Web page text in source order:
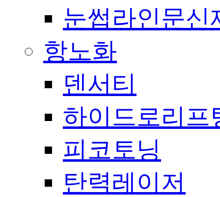
눈썹라인문신
항노화
덴서티
하이드로리프
피코토닝
탄력레이저